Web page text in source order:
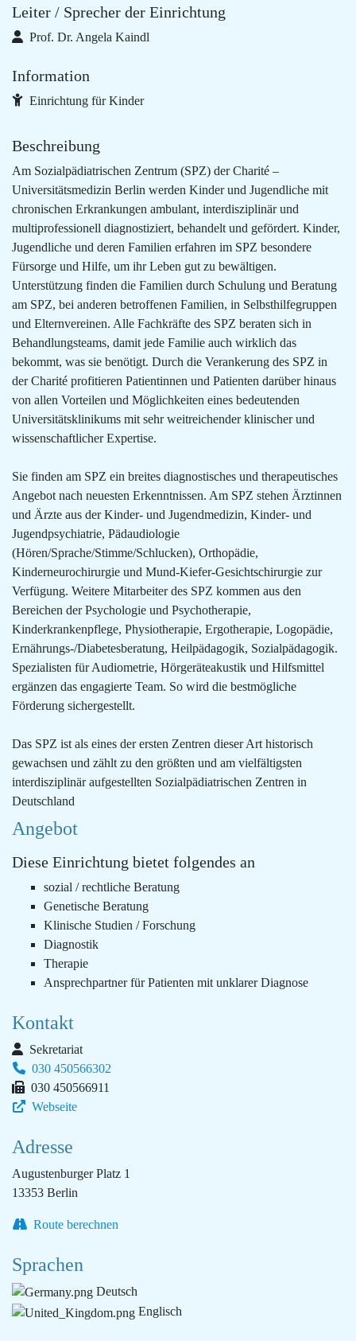
Leiter / Sprecher der Einrichtung
Prof. Dr. Angela Kaindl
Information
Einrichtung für Kinder
Beschreibung
Am Sozialpädiatrischen Zentrum (SPZ) der Charité –
Universitätsmedizin Berlin werden Kinder und Jugendliche mit
chronischen Erkrankungen ambulant, interdisziplinär und
multiprofessionell diagnostiziert, behandelt und gefördert. Kinder,
Jugendliche und deren Familien erfahren im SPZ besondere
Fürsorge und Hilfe, um ihr Leben gut zu bewältigen.
Unterstützung finden die Familien durch Schulung und Beratung
am SPZ, bei anderen betroffenen Familien, in Selbsthilfegruppen
und Elternvereinen. Alle Fachkräfte des SPZ beraten sich in
Behandlungsteams, damit jede Familie auch wirklich das
bekommt, was sie benötigt. Durch die Verankerung des SPZ in
der Charité profitieren Patientinnen und Patienten darüber hinaus
von allen Vorteilen und Möglichkeiten eines bedeutenden
Universitätsklinikums mit sehr weitreichender klinischer und
wissenschaftlicher Expertise.
Sie finden am SPZ ein breites diagnostisches und therapeutisches
Angebot nach neuesten Erkenntnissen. Am SPZ stehen Ärztinnen
und Ärzte aus der Kinder- und Jugendmedizin, Kinder- und
Jugendpsychiatrie, Pädaudiologie
(Hören/Sprache/Stimme/Schlucken), Orthopädie,
Kinderneurochirurgie und Mund-Kiefer-Gesichtschirurgie zur
Verfügung. Weitere Mitarbeiter des SPZ kommen aus den
Bereichen der Psychologie und Psychotherapie,
Kinderkrankenpflege, Physiotherapie, Ergotherapie, Logopädie,
Ernährungs-/Diabetesberatung, Heilpädagogik, Sozialpädagogik.
Spezialisten für Audiometrie, Hörgeräteakustik und Hilfsmittel
ergänzen das engagierte Team. So wird die bestmögliche
Förderung sichergestellt.
Das SPZ ist als eines der ersten Zentren dieser Art historisch
gewachsen und zählt zu den größten und am vielfältigsten
interdisziplinär aufgestellten Sozialpädiatrischen Zentren in
Deutschland
Angebot
Diese Einrichtung bietet folgendes an
sozial / rechtliche Beratung
Genetische Beratung
Klinische Studien / Forschung
Diagnostik
Therapie
Ansprechpartner für Patienten mit unklarer Diagnose
Kontakt
Sekretariat
030 450566302
030 450566911
Webseite
Adresse
Augustenburger Platz 1
13353 Berlin
Route berechnen
Sprachen
Deutsch
Englisch